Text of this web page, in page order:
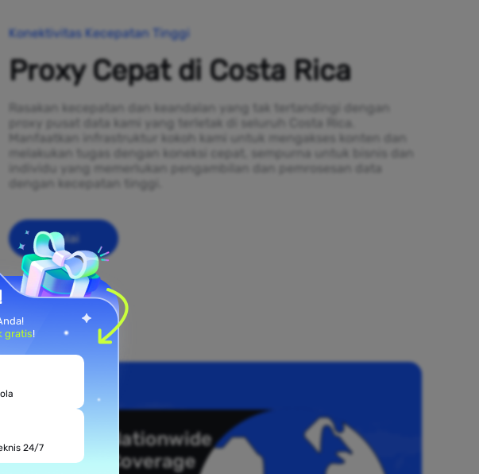
Konektivitas Kecepatan Tinggi
Proxy Cepat di Costa Rica
Rasakan kecepatan dan keandalan yang tak tertandingi dengan
proxy pusat data kami yang terletak di seluruh Costa Rica.
Manfaatkan infrastruktur kokoh kami untuk mengakses konten dan
melakukan tugas dengan koneksi cepat, sempurna untuk bisnis dan
individu yang memerlukan pengambilan dan pemrosesan data
dengan kecepatan tinggi.
Mulai
gratis!
24/7